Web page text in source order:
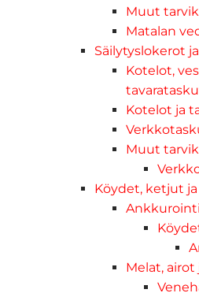
Muut
Matalan
Säilytyslokerot
Kotelot,
Kotelot ja
Muut
Köydet, ketjut
Melat,